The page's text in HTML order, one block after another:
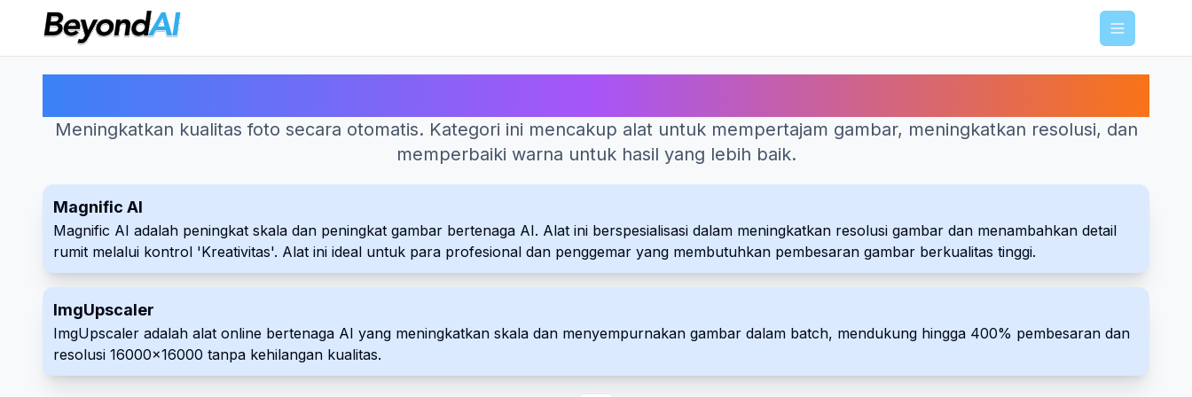
Menu
Meningkatkan kualitas foto secara otomatis. Kategori ini mencakup alat untuk mempertajam gambar, meningkatkan resolusi, dan
memperbaiki warna untuk hasil yang lebih baik.
Magnific AI
Magnific AI adalah peningkat skala dan peningkat gambar bertenaga AI. Alat ini berspesialisasi dalam meningkatkan resolusi gambar dan menambahkan detail
rumit melalui kontrol 'Kreativitas'. Alat ini ideal untuk para profesional dan penggemar yang membutuhkan pembesaran gambar berkualitas tinggi.
ImgUpscaler
ImgUpscaler adalah alat online bertenaga AI yang meningkatkan skala dan menyempurnakan gambar dalam batch, mendukung hingga 400% pembesaran dan
resolusi 16000x16000 tanpa kehilangan kualitas.